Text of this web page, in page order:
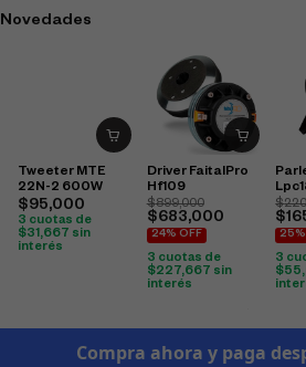
Novedades
Tweeter MTE
22N-2 600W
$95,000
3 cuotas de
$31,667 sin
interés
Driver FaitalPro
Hf109
$899,000
$683,000
24% OFF
3 cuotas de
$227,667 sin
interés
$
$
25%
3
$